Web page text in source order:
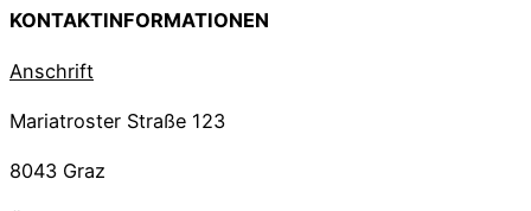
KONTAKTINFORMATIONEN
Anschrift
Mariatroster Straße 123
8043 Graz